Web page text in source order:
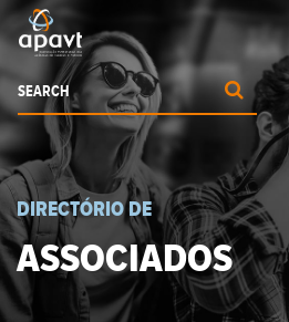
We help you grow your business
DIRECTÓRIO DE
ASSOCIADOS